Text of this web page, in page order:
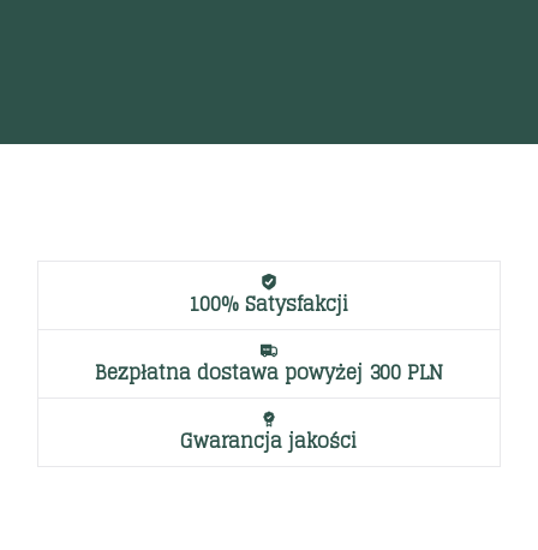
100% Satysfakcji
Bezpłatna dostawa powyżej 300 PLN
Gwarancja jakości